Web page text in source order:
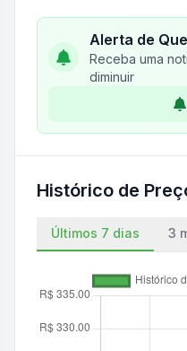
Alerta de
Receba uma
diminuir
Histórico de
Últimos 7 dias 3